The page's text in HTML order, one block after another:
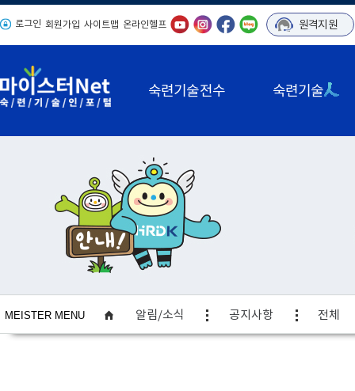
로그인 회원가입 사이트맵 온라인헬프 원격지원
숙련기술전수 숙련기술
MEISTER MENU 알림/소식 공지사항 전체
사이트맵